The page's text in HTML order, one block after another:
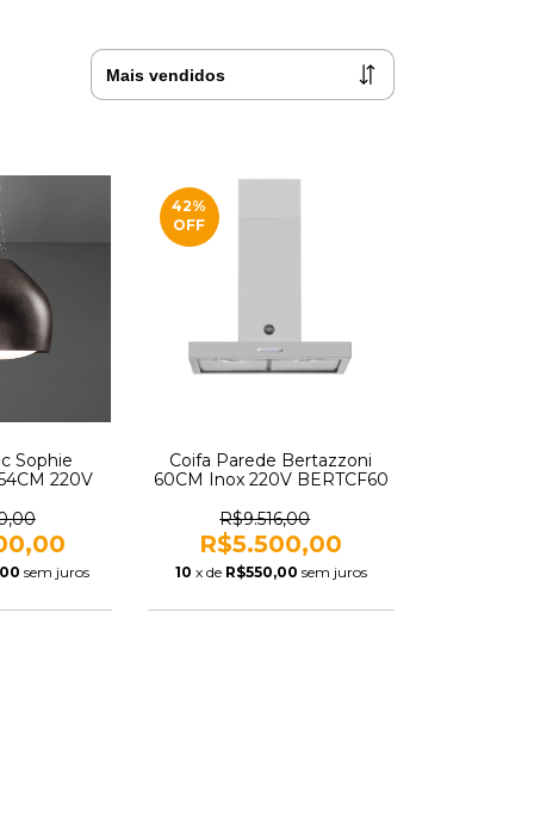
Sophie
220V
sem juros
42%
OFF
Coifa Parede Bertazzoni
60CM Inox 220V BERTCF60
R$9.516,00
R$5.500,00
10 x de R$550,00 sem juros